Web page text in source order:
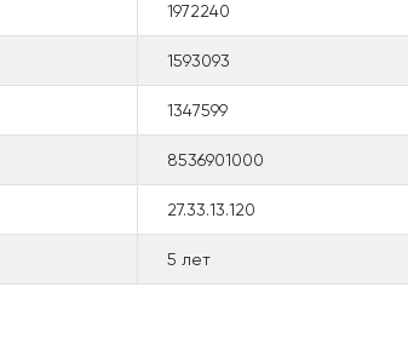
1972240
1593093
1347599
8536901000
27.33.13.120
5 лет